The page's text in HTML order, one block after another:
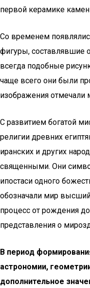
первой керамике
Со временем
фигуры, составлявшие
всегда подобные
чаще всего они были
изображения отмечали
С развитием богатой
религии древних
иранских и других
священными. Они
ипостаси одного
обозначали мир
процесс от рождения
представления о
В период
астрономии,
дополнительное